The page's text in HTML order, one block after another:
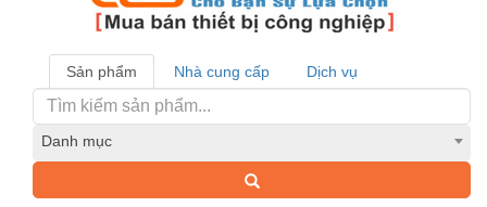
Sản phẩm Nhà cung cấp Dịch vụ
Danh mục